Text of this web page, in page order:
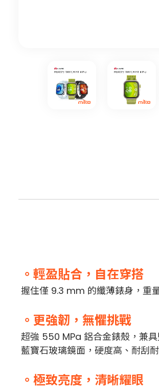
。輕盈貼合，自在穿搭
握住僅 9.3 mm 的纖薄錶身，重
。更強韌，無懼挑戰
超強 550 MPa 鋁合金錶殼，兼
藍寶石玻璃鏡面，硬度高、耐刮
。極致亮度，清晰耀眼